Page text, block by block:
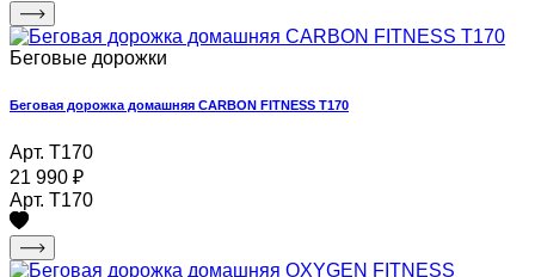
Беговые дорожки
Беговая дорожка домашняя CARBON FITNESS T170
Арт. T170
21 990 ₽
Арт. T170